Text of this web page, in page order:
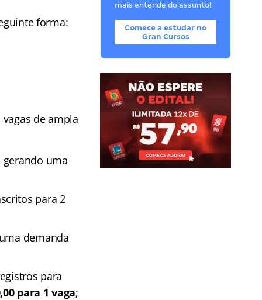
forma:
de ampla
gerando uma
para 2
demanda
para
para 1 vaga;
mais entende do assunto!
Comece a estudar no
Gran Cursos